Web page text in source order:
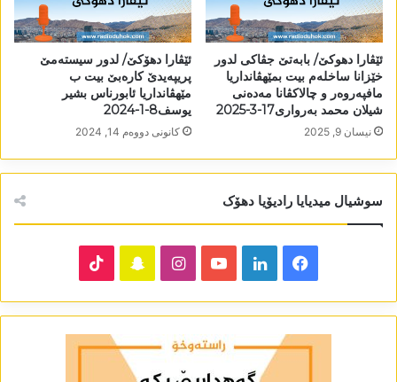
ئێڤارا دھوکێ/ بابەتێ جڤاکی لدور
خێزانا ساخلەم بیت بمێھڤانداریا
مافپەروەر و چالاکڤانا مەدەنی
شیلان محمد بەرواری17-3-2025
نیسان 9, 2025
ئێڤارا دھۆکێ/ لدور سیستەمێ
پریپەیدێ کارەبێ بیت ب
مێھڤانداریا ئابورناس بشیر
یوسف8-1-2024
كانونی دووه‌م 14, 2024
سوشیال میدیایا رادیۆیا دھۆک
Facebook
LinkedIn
YouTube
Instagram
Snapchat